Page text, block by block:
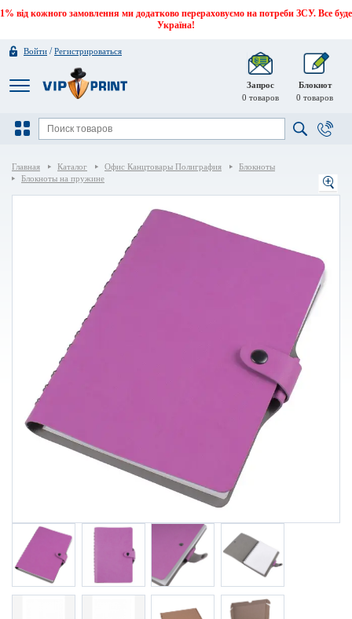
1% від кожного замовлення ми додатково перераховуємо на потреби ЗСУ. Все буде
Україна!
Войти /Регистрироваться
Запрос
0 товаров
Блокнот
0 товаров
Главная Каталог Офис Канцтовары Полиграфия
Блокноты
Блокноты на пружине